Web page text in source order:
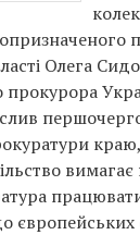
Олега
прокурора
європейських